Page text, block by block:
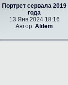
Портрет сервала 2019
года
13 Янв 2024 18:16
Автор:Aldem